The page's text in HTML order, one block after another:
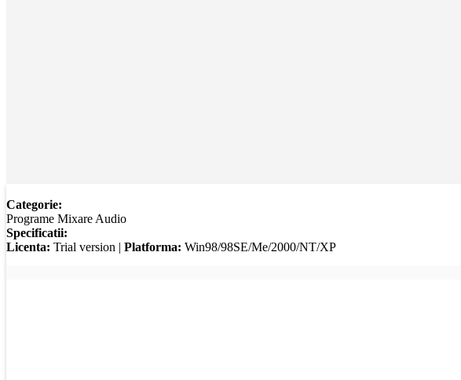
Categorie:
Programe Mixare Audio
Specificatii:
Licenta: Trial version | Platforma: Win98/98SE/Me/2000/NT/XP